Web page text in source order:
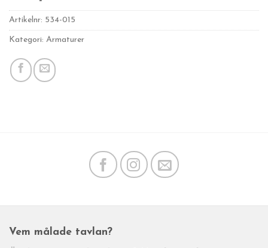
Artikelnr: 534-015
Kategori: Armaturer
Vem målade tavlan?